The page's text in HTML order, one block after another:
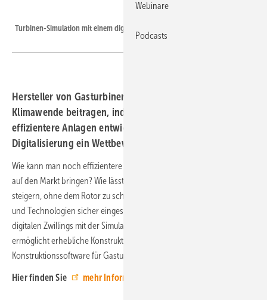
Turbinen-Simulation mit einem digitalen Zwilling durch Siemens-Software
Hersteller von Gasturbinen können erheblich zur
Klimawende beitragen, indem sie sauberere und
effizientere Anlagen entwickeln. Hierbei ist die
Digitalisierung ein Wettbewerbsvorteil.
Wie kann man noch effizientere Turbinen entwickeln und schneller
auf den Markt bringen? Wie lässt sich die betriebliche Flexibilität
steigern, ohne dem Rotor zu schaden? Wie können neue Kraftstoffe
und Technologien sicher eingesetzt werden? Die Erstellung eines
digitalen Zwillings mit der Simulationssoftware von Siemens
ermöglicht erhebliche Konstruktionsverbesserungen. Mehr zur
Konstruktionssoftware für Gasturbinenschaufeln im Leitfaden.
Hier finden Sie mehr Informationen
Webinare
Podcasts